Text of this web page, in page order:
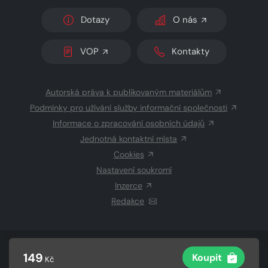
149 Kč Koupit
Dotazy O nás
VOP Kontakty
Autorská práva k publikovaným materiálům
Podmínky pro užívání služby informační společnosti
Informace o zpracování osobních údajů
Jednotná kontaktní místa
Cookies
Nastavení soukromí
Inzerce
Redakce
CZECH NEWS CENTER a.s.a dodavatelé